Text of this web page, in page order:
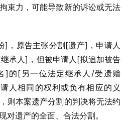
束力，可能导致新的诉讼或无法
]，原告主张分割[遗产]，申请人
承人]，但被申请人[拟追加被告
]的[另一位法定继承人/受遗赠
人相同的权利或负有相应的义
则本案遗产分割的判决将无法约
对遗产的全面、合法分割。